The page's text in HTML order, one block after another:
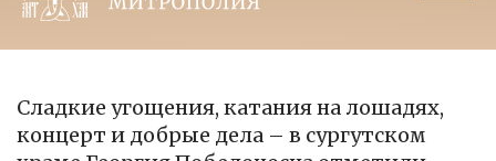
Сладкие угощения, катания на лошадях,
концерт и добрые дела – в сургутском